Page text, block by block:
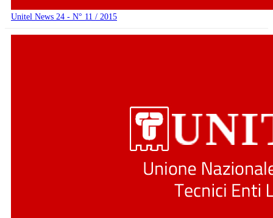
Unitel News 24 - N° 11 / 2015